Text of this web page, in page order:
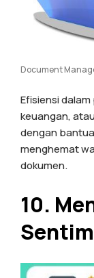
Document
Efisiensi
keuangan,
dengan
menghemat
dokumen.
10.